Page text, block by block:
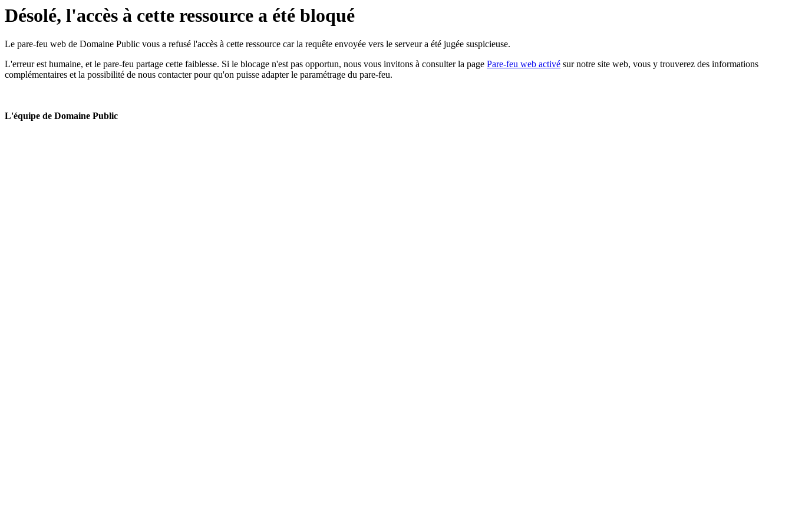
Désolé, l'accès à cette ressource a été bloqué
Le pare-feu web de Domaine Public vous a refusé l'accès à cette ressource car la requête envoyée vers le serveur a été jugée suspicieuse.
L'erreur est humaine, et le pare-feu partage cette faiblesse. Si le blocage n'est pas opportun, nous vous invitons à consulter la page Pare-feu web activé sur notre site web, vous y trouverez des informations
complémentaires et la possibilité de nous contacter pour qu'on puisse adapter le paramétrage du pare-feu.
L'équipe de Domaine Public